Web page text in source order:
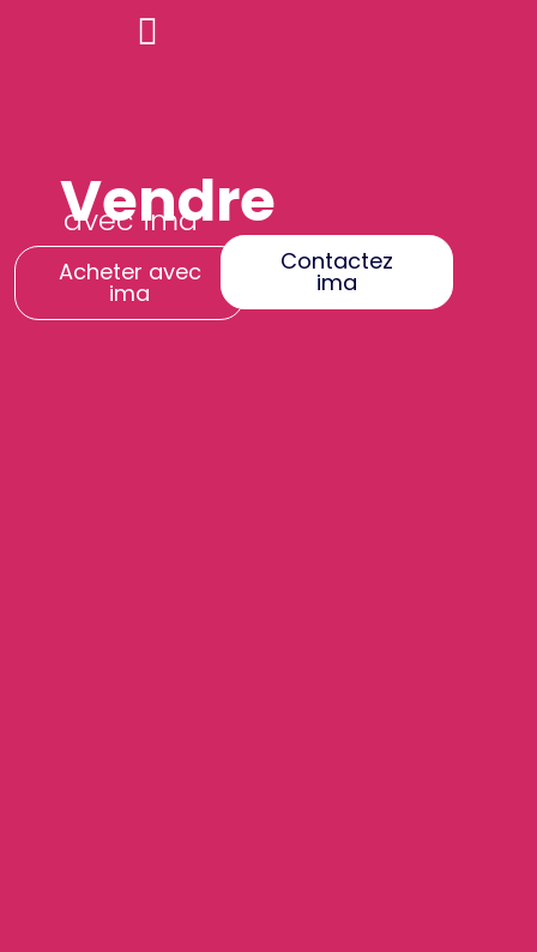
Vendre
avec ima
Acheter avec
ima
Contactez
ima